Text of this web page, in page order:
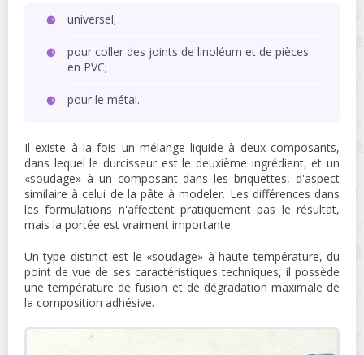
universel;
pour coller des joints de linoléum et de pièces
en PVC;
pour le métal.
Il existe à la fois un mélange liquide à deux composants,
dans lequel le durcisseur est le deuxième ingrédient, et un
«soudage» à un composant dans les briquettes, d'aspect
similaire à celui de la pâte à modeler. Les différences dans
les formulations n'affectent pratiquement pas le résultat,
mais la portée est vraiment importante.
Un type distinct est le «soudage» à haute température, du
point de vue de ses caractéristiques techniques, il possède
une température de fusion et de dégradation maximale de
la composition adhésive.